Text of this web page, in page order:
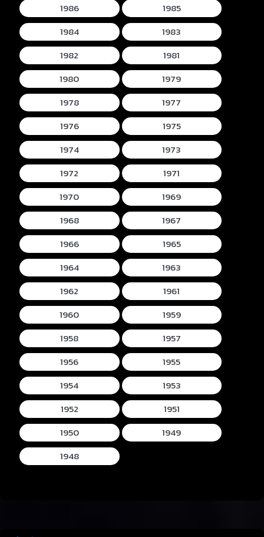
1986
1985
1984
1983
1982
1981
1980
1979
1978
1977
1976
1975
1974
1973
1972
1971
1970
1969
1968
1967
1966
1965
1964
1963
1962
1961
1960
1959
1958
1957
1956
1955
1954
1953
1952
1951
1950
1949
1948